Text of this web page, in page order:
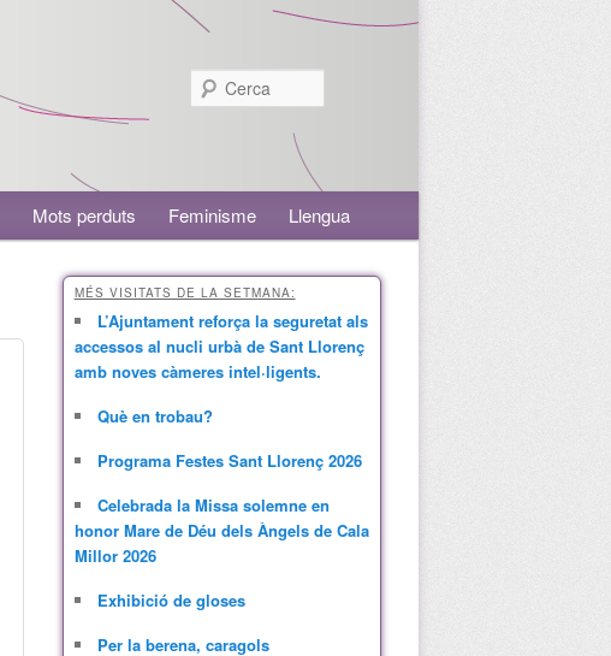
Mots perduts Feminisme Llengua
MÉS VISITATS DE LA SETMANA:
L’Ajuntament reforça la seguretat als
accessos al nucli urbà de Sant Llorenç
amb noves càmeres intel·ligents.
Què en trobau?
Programa Festes Sant Llorenç 2026
Celebrada la Missa solemne en
honor Mare de Déu dels Àngels de Cala
Millor 2026
Exhibició de gloses
Per la berena, caragols